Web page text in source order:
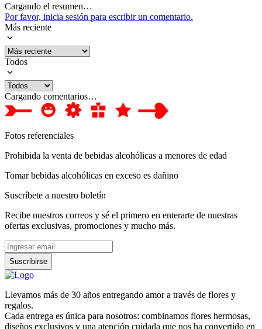
Cargando el resumen…
Por favor, inicia sesión para escribir un comentario.
Más reciente
Todos
Cargando comentarios…
Fotos referenciales
Prohibida la venta de bebidas alcohólicas a menores de edad
Tomar bebidas alcohólicas en exceso es dañino
Suscríbete a nuestro boletín
Recibe nuestros correos y sé el primero en enterarte de nuestras
ofertas exclusivas, promociones y mucho más.
Suscribirse
Llevamos más de 30 años entregando amor a través de flores y
regalos.
Cada entrega es única para nosotros: combinamos flores hermosas,
diseños exclusivos y una atención cuidada que nos ha convertido en